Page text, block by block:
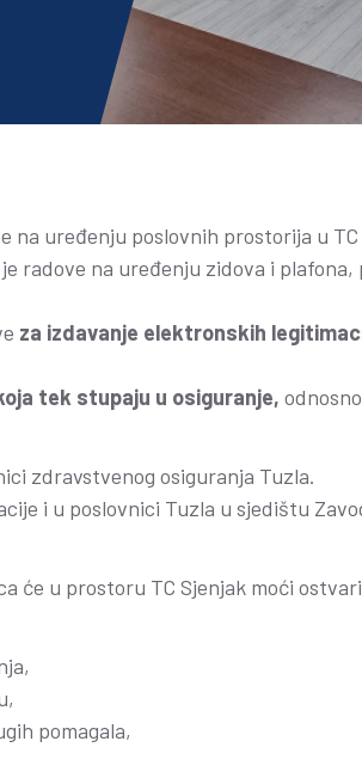
na uređenju poslovnih prostorija u TC
radove na uređenju zidova i plafona,
za izdavanje elektronskih
tek stupaju u osiguranje, odnosno
zdravstvenog osiguranja Tuzla.
i u poslovnici Tuzla u sjedištu
će u prostoru TC Sjenjak moći
pomagala,